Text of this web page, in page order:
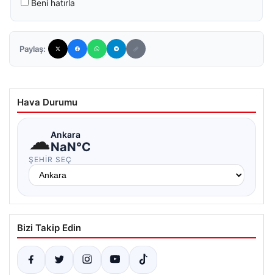
Beni hatırla
Paylaş:
Hava Durumu
☁Ankara
NaN°C
ŞEHIR SEÇ
Bizi Takip Edin